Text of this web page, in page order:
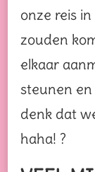
onze reis
zouden
elkaar
steunen en
denk dat
haha! ?